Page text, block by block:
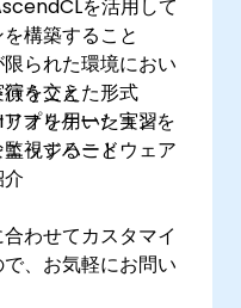
を活用して
構築すること
られた環境におい
うこと
プリケーションを
視すること
を交えた形式
オを用いた実習
ッジハードウェア
わせてカスタマイ
、お気軽にお問い